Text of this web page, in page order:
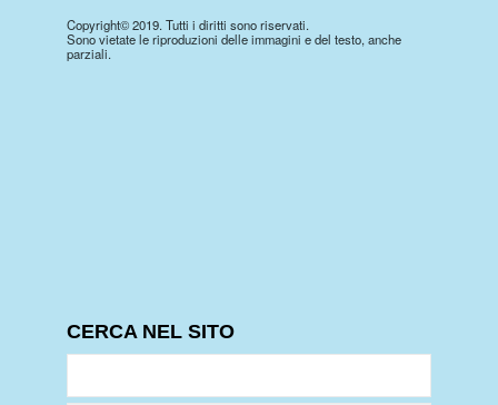
Copyright© 2019. Tutti i diritti sono riservati.
Sono vietate le riproduzioni delle immagini e del testo, anche
parziali.
CERCA NEL SITO